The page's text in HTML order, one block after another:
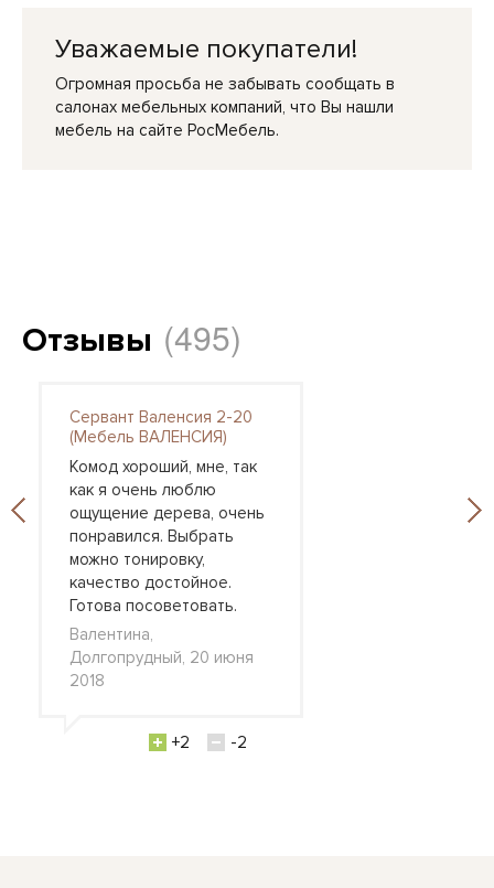
Уважаемые покупатели!
Огромная просьба не забывать сообщать в
салонах мебельных компаний, что Вы нашли
мебель на сайте РосМебель.
Отзывы (495)
Сервант Валенсия 2-20
(Мебель ВАЛЕНСИЯ)
Комод хороший, мне, так
как я очень люблю
ощущение дерева, очень
понравился. Выбрать
можно тонировку,
качество достойное.
Готова посоветовать.
Валентина,
Долгопрудный, 20 июня
2018
+2 -2